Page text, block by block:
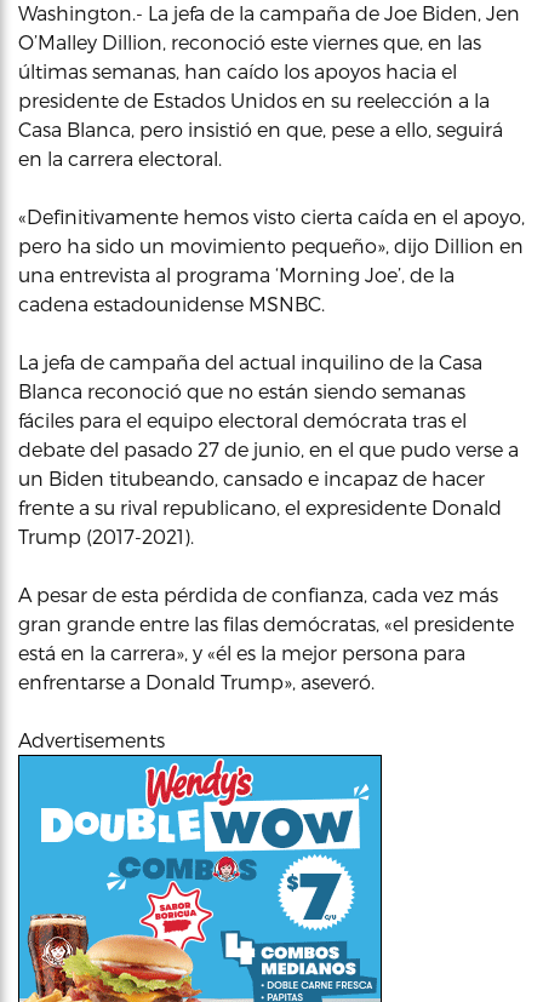
Washington.- La jefa de la campaña de Joe Biden, Jen
O’Malley Dillion, reconoció este viernes que, en las
últimas semanas, han caído los apoyos hacia el
presidente de Estados Unidos en su reelección a la
Casa Blanca, pero insistió en que, pese a ello, seguirá
en la carrera electoral.
«Definitivamente hemos visto cierta caída en el apoyo,
pero ha sido un movimiento pequeño», dijo Dillion en
una entrevista al programa ‘Morning Joe’, de la
cadena estadounidense MSNBC.
La jefa de campaña del actual inquilino de la Casa
Blanca reconoció que no están siendo semanas
fáciles para el equipo electoral demócrata tras el
debate del pasado 27 de junio, en el que pudo verse a
un Biden titubeando, cansado e incapaz de hacer
frente a su rival republicano, el expresidente Donald
Trump (2017-2021).
A pesar de esta pérdida de confianza, cada vez más
gran grande entre las filas demócratas, «el presidente
está en la carrera», y «él es la mejor persona para
enfrentarse a Donald Trump», aseveró.
Advertisements